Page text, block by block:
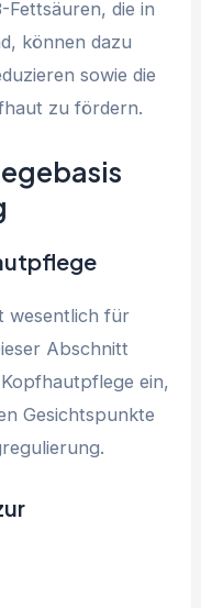
Fettsäuren, die in
können dazu
sowie die
zu fördern.
wesentlich für
Abschnitt
ein,
Gesichtspunkte